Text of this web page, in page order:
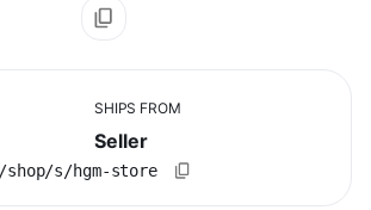
SHIPS FROM
Seller
shop/s/hgm-store